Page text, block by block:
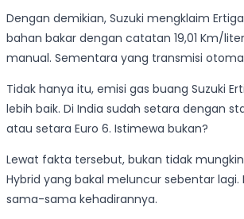
Dengan demikian, Suzuki mengklaim
bahan bakar dengan catatan 19,01 Km/
manual. Sementara yang transmisi
Tidak hanya itu, emisi gas buang Suzuki
lebih baik. Di India sudah setara dengan
atau setara Euro 6. Istimewa bukan?
Lewat fakta tersebut, bukan tidak mungkin
Hybrid yang bakal meluncur sebentar lagi.
sama-sama kehadirannya.